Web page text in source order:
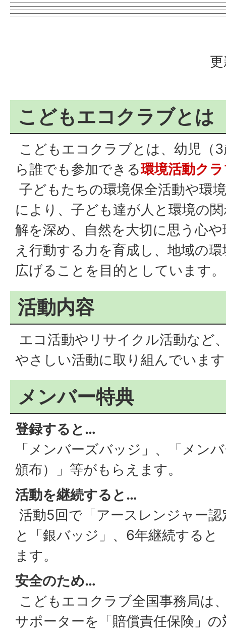
こどもエコクラブとは
こどもエコクラブとは、幼児（
ら誰でも参加できる環境活動ク
子どもたちの環境保全活動や環
により、子ども達が人と環境の
解を深め、自然を大切に思う心
え行動する力を育成し、地域の
広げることを目的としています。
活動内容
エコ活動やリサイクル活動など
やさしい活動に取り組んでいま
メンバー特典
登録すると…
「メンバーズバッジ」、「メン
頒布）」等がもらえます。
活動を継続すると…
活動5回で「アースレンジャー
と「銀バッジ」、6年継続すると
ます。
安全のため…
こどもエコクラブ全国事務局は
サポーターを「賠償責任保険」